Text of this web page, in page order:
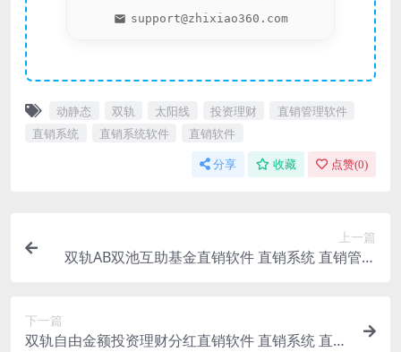
support@zhixiao360.com
动静态 双轨 太阳线 投资理财
直销管理软件
直销系统
直销系统软件 直销软件
分享 收藏 点赞(0)
上一篇
双轨AB双池互助基金直销软件 直销系统 直销管理
下一篇
双轨自由金额投资理财分红直销软件 直销系统 直销